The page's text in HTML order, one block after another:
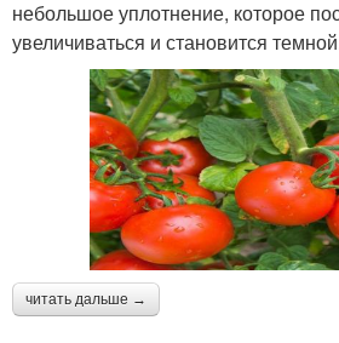
небольшое уплотнение, которое
увеличиваться и становится
читать дальше →